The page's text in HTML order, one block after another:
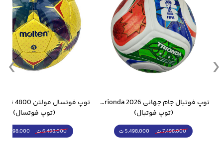
توپ فوتبال جام جهانی 2026 Trionda مشابه اورجینال
(توپ فوتبال)
7,498,000 ت 5,498,000 ت
(توپ فوتسال)
6,498,000 ت 5,298,000 ت